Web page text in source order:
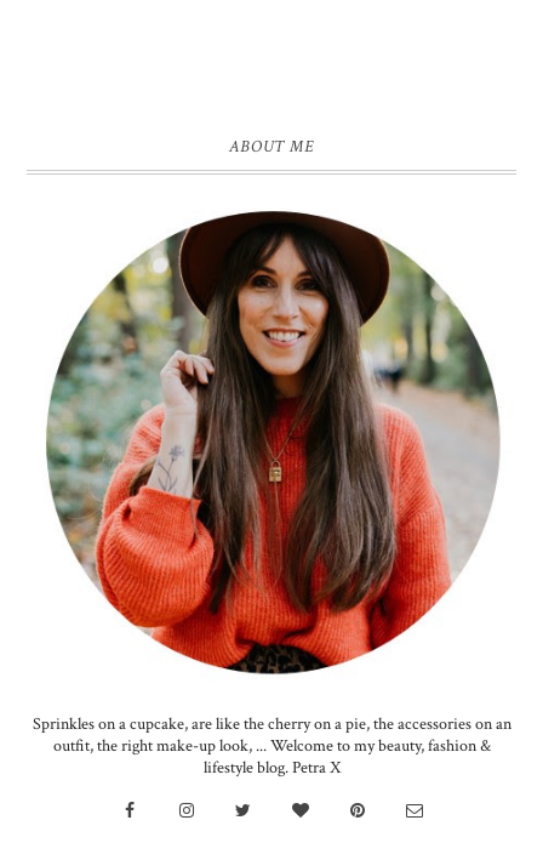
ABOUT ME
Sprinkles on a cupcake, are like the cherry on a pie, the accessories on an
outfit, the right make-up look, ... Welcome to my beauty, fashion &
lifestyle blog. Petra X